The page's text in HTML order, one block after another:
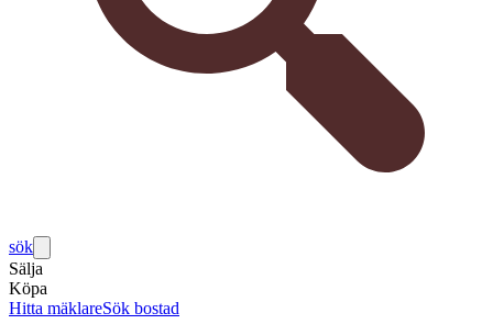
sök
Sälja
Köpa
Hitta mäklareSök bostad